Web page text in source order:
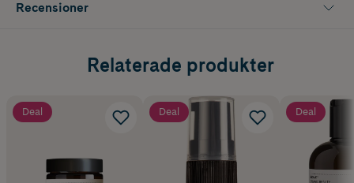
Recensioner
Relaterade produkter
Deal Deal Deal